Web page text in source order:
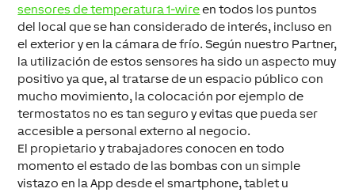
sensores de temperatura 1-wireen todos los puntos
del local que se han considerado de interés, incluso en
el exterior y en la cámara de frío. Según nuestro Partner,
la utilización de estos sensores ha sido un aspecto muy
positivo ya que, al tratarse de un espacio público con
mucho movimiento, la colocación por ejemplo de
termostatos no es tan seguro y evitas que pueda ser
accesible a personal externo al negocio.
El propietario y trabajadores conocen en todo
momento el estado de las bombas con un simple
vistazo en la App desde el smartphone, tablet u